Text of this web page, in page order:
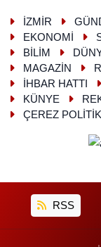
İZMİR
EKONOMİ
BİLİM
MAGAZİN
İHBAR HATTI
KÜNYE
ÇEREZ
RSS